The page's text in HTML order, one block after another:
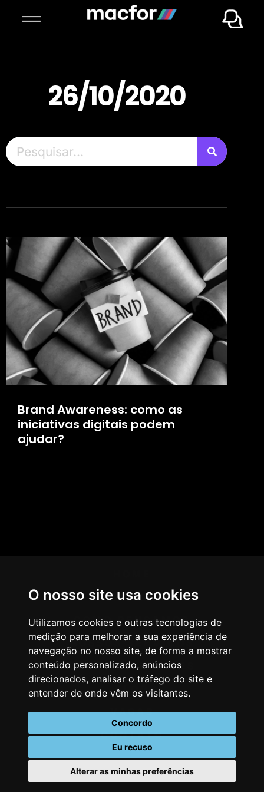
O nosso site usa cookies
Utilizamos cookies e outras tecnologias de
medição para melhorar a sua experiência de
navegação no nosso site, de forma a mostrar
conteúdo personalizado, anúncios
direcionados, analisar o tráfego do site e
entender de onde vêm os visitantes.
Concordo
Eu recuso
Alterar as minhas preferências
26/10/2020
Brand Awareness: como as
iniciativas digitais podem
ajudar?
AGÊNCIA
COMO PENSAMOS
NOSSOS SERVIÇOS
CASES & CLIENTES
BLOG
VAGAS
CONTATO